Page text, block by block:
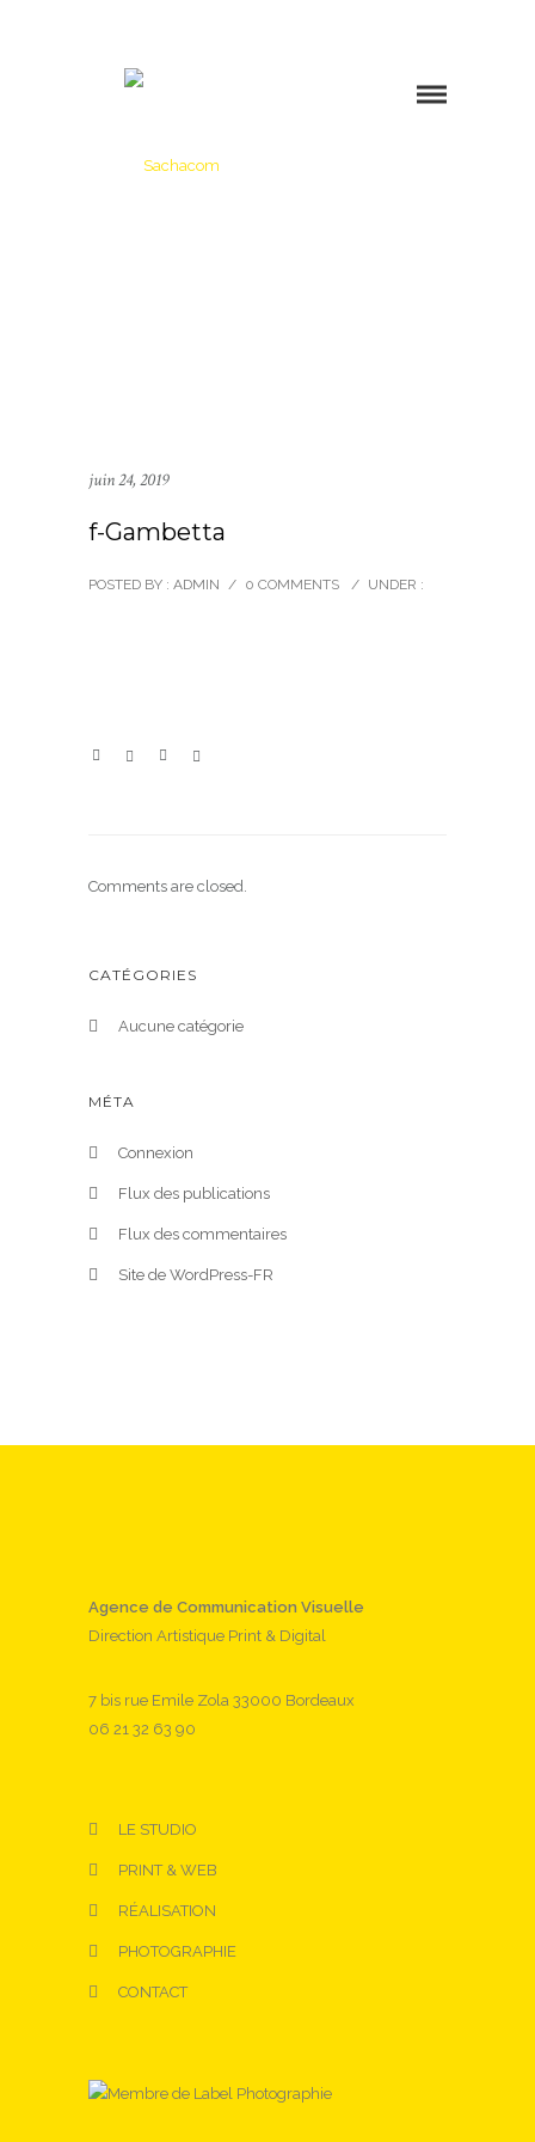
juin 24, 2019
f-Gambetta
POSTED BY : ADMIN / 0 COMMENTS / UNDER :
Comments are closed.
CATÉGORIES
Aucune catégorie
MÉTA
Connexion
Flux des publications
Flux des commentaires
Site de WordPress-FR
Agence de Communication Visuelle
Direction Artistique Print & Digital
7 bis rue Emile Zola 33000 Bordeaux
06 21 32 63 90
LE STUDIO
PRINT & WEB
RÉALISATION
PHOTOGRAPHIE
CONTACT